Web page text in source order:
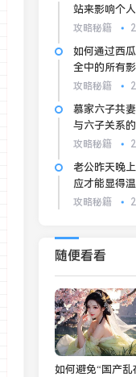
站来影响个
攻略秘籍
如何通过西
全中的所有影
攻略秘籍
慕家六子共
与六子关系
如何？
攻略秘籍
老公昨天晚
应才能显得
攻略秘籍
随便看看